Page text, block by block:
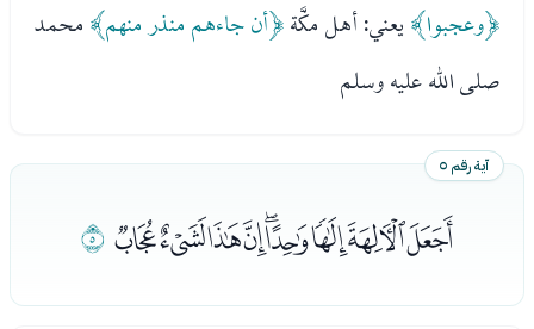
﴿وعجبوا﴾يعني: أهل مكَّة﴿أن جاءهم منذر منهم﴾محمد
صلى الله عليه وسلم
آية رقم ٥
ﭵﭶﭷﭸﭹﭺﭻﭼﭽﭾ